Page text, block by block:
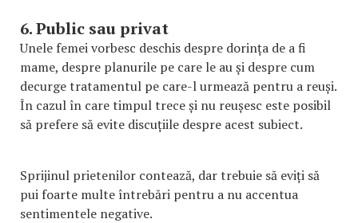
6. Public sau privat
Unele femei vorbesc deschis despre dorința de a fi
mame, despre planurile pe care le au și despre cum
decurge tratamentul pe care-l urmează pentru a reuși.
În cazul în care timpul trece și nu reușesc este posibil
să prefere să evite discuțiile despre acest subiect.
Sprijinul prietenilor contează, dar trebuie să eviți să
pui foarte multe întrebări pentru a nu accentua
sentimentele negative.